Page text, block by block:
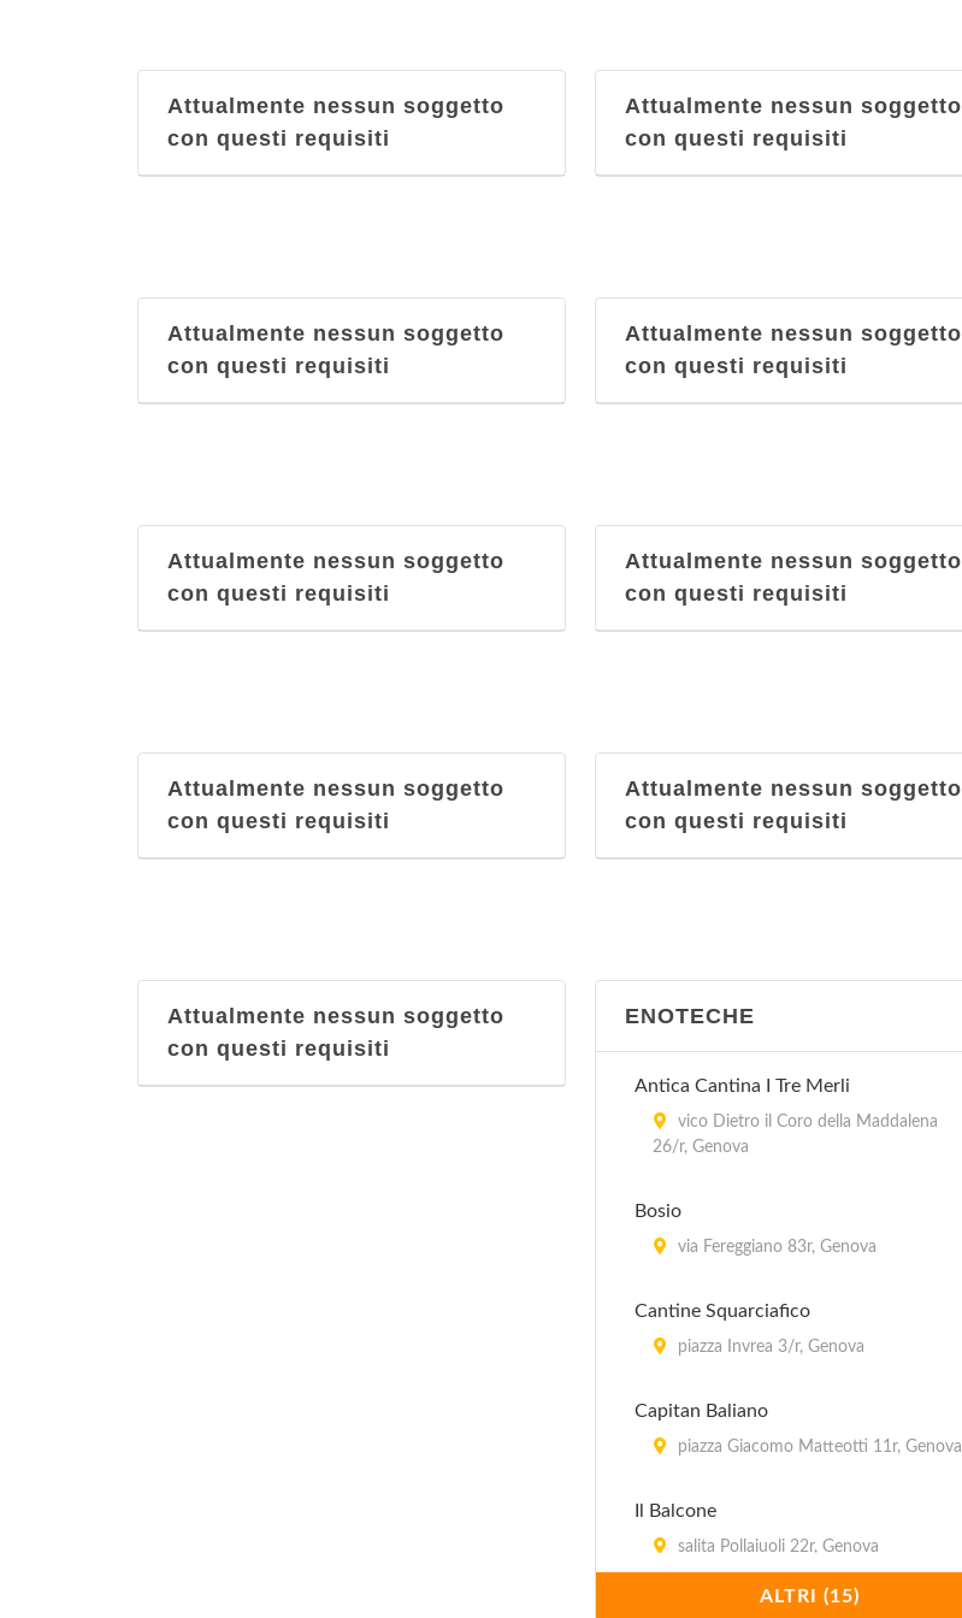
Attualmente nessun soggetto
con questi requisiti
Attualmente nessun soggetto
con questi requisiti
Attualmente nessun soggetto
con questi requisiti
Attualmente nessun soggetto
con questi requisiti
Attualmente nessun soggetto
con questi requisiti
Attualmente nessun soggetto
con questi requisiti
Attualmente nessun soggetto
con questi requisiti
Attualmente nessun soggetto
con questi requisiti
Attualmente nessun soggetto
con questi requisiti
ENOTECHE
Antica Cantina I Tre Merli
vico Dietro il Coro della Maddalena
26/r, Genova
Bosio
via Fereggiano 83r, Genova
Cantine Squarciafico
piazza Invrea 3/r, Genova
Capitan Baliano
piazza Giacomo Matteotti 11r, Genova
Il Balcone
salita Pollaiuoli 22r, Genova
ALTRI (15)